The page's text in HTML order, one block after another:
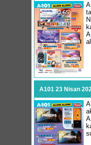
A101 23 Nisan